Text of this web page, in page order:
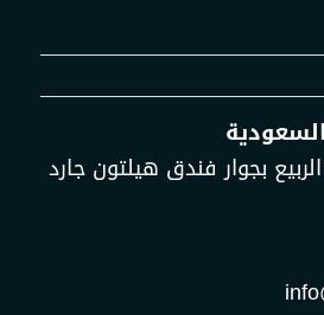
الربيع بجوار فندق هيلتون جارد